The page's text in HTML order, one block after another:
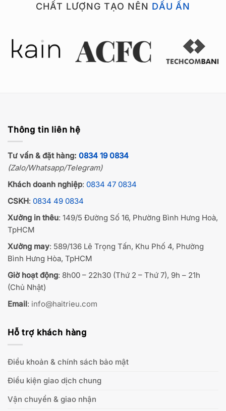
CHẤT LƯỢNG TẠO NÊN DẤU ẤN
Thông tin liên hệ
Tư vấn & đặt hàng: 0834 19 0834
(Zalo/Whatsapp/Telegram)
Khách doanh nghiệp: 0834 47 0834
CSKH: 0834 49 0834
Xưởng in thêu: 149/5 Đường Số 16, Phường Bình Hưng Hoà,
TpHCM
Xưởng may: 589/136 Lê Trọng Tấn, Khu Phố 4, Phường
Bình Hưng Hòa, TpHCM
Giờ hoạt động: 8h00 – 22h30 (Thứ 2 – Thứ 7), 9h – 21h
(Chủ Nhật)
Email: info@haitrieu.com
Hỗ trợ khách hàng
Điều khoản & chính sách bảo mật
Điều kiện giao dịch chung
Vận chuyển & giao nhận